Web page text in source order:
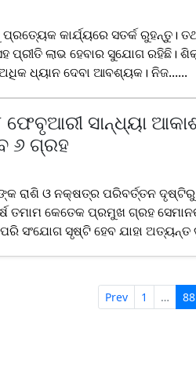
କାର୍ଯ୍ୟରେ ସତର୍କ ରୁହନ୍ତୁ।
ପ୍ରୀତି ଲାଭ ହେବାର ସୁଯୋଗ ରହିଛି।
ଅଧିକ ଧ୍ୟାନ ଦେବା ଆବଶ୍ୟକ। ନିଜ......
ଫେବୃଆରୀ ସାନ୍ଧ୍ୟା
୬ ଗ୍ରହ
ରାଶି ଓ ନକ୍ଷତ୍ର ପରିବର୍ତ୍ତନ ଦୃଷ୍ଟିରୁ
ତମାମ କେତେକ ପ୍ରମୁଖ ଗ୍ରହ
ସଂଯୋଗ ସୃଷ୍ଟି ହେବ ଯାହା ଅତ୍ୟନ୍ତ
Prev 1 … 88